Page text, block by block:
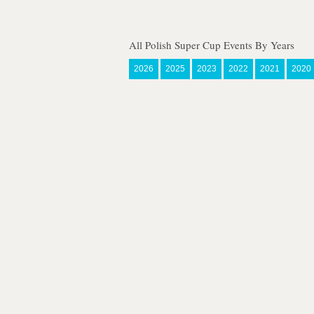
All Polish Super Cup Events By Years
2026 2025 2023 2022 2021 2020